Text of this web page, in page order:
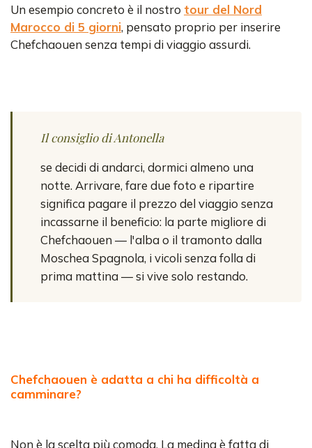
Un esempio concreto è il nostro tour del Nord
Marocco di 5 giorni, pensato proprio per inserire
Chefchaouen senza tempi di viaggio assurdi.
Il consiglio di Antonella
se decidi di andarci, dormici almeno una
notte. Arrivare, fare due foto e ripartire
significa pagare il prezzo del viaggio senza
incassarne il beneficio: la parte migliore di
Chefchaouen — l'alba o il tramonto dalla
Moschea Spagnola, i vicoli senza folla di
prima mattina — si vive solo restando.
Chefchaouen è adatta a chi ha difficoltà a
camminare?
Non è la scelta più comoda. La medina è fatta di